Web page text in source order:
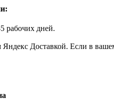
рабочих дней.
Яндекс Доставкой. Если в